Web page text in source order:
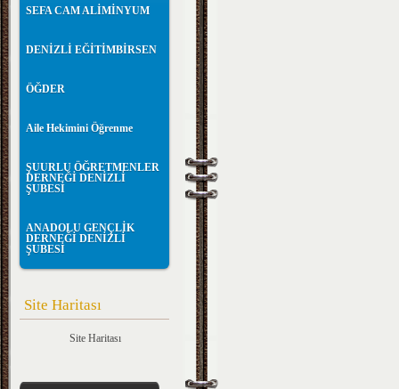
SEFA CAM ALİMİNYUM
DENİZLİ EĞİTİMBİRSEN
ÖĞDER
Aile Hekimini Öğrenme
ŞUURLU ÖĞRETMENLER
DERNEĞİ DENİZLİ
ŞUBESİ
ANADOLU GENÇLİK
DERNEĞİ DENİZLİ
ŞUBESİ
Site Haritası
Site Haritası